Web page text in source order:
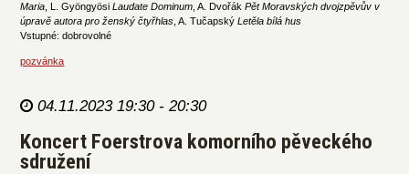
Maria, L. GyöngyösiLaudate Dominum, A. DvořákPět Moravských dvojzpěvův v
úpravě autora pro ženský čtyřhlas, A. TučapskýLetěla bílá hus
Vstupné: dobrovolné
pozvánka
04.11.2023 19:30 - 20:30
Koncert Foerstrova komorního pěveckého
sdružení